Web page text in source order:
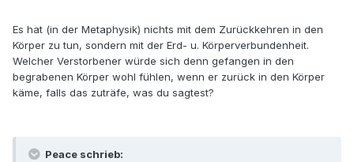
Es hat (in der Metaphysik) nichts mit dem Zurückkehren in den
Körper zu tun, sondern mit der Erd- u. Körperverbundenheit.
Welcher Verstorbener würde sich denn gefangen in den
begrabenen Körper wohl fühlen, wenn er zurück in den Körper
käme, falls das zuträfe, was du sagtest?
Peace schrieb: